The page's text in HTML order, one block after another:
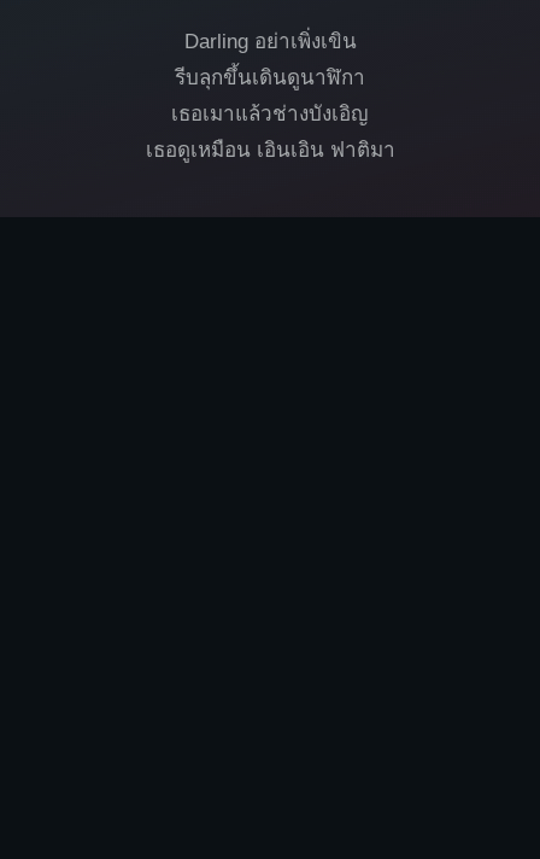
Darling อย่าเพิ่งเขิน
รีบลุกขึ้นเดินดูนาฬิกา
เธอเมาแล้วช่างบังเอิญ
เธอดูเหมือน เอินเอิน ฟาติมา